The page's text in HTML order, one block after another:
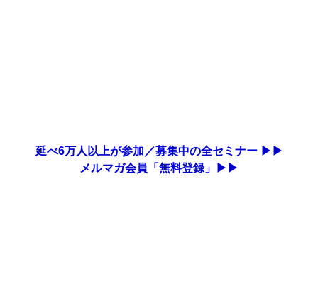
延べ6万人以上が参加／募集中の全セミナー ▶▶
メルマガ会員「無料登録」▶▶